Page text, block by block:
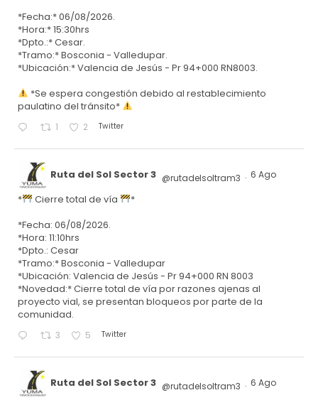
*Fecha:* 06/08/2026.
*Hora:* 15:30hrs
*Dpto.:* Cesar.
*Tramo:* Bosconia - Valledupar.
*Ubicación:* Valencia de Jesús - Pr 94+000 RN8003.
*Se espera congestión debido al restablecimiento
paulatino del tránsito*
1 2 Twitter
Ruta del Sol Sector 3 @rutadelsoltram3 · 6 Ago
* Cierre total de vía
*
*Fecha: 06/08/2026.
*Hora: 11:10hrs
*Dpto.: Cesar
*Tramo:* Bosconia - Valledupar
*Ubicación: Valencia de Jesús - Pr 94+000 RN 8003
*Novedad:* Cierre total de vía por razones ajenas al
proyecto vial, se presentan bloqueos por parte de la
comunidad.
3 5 Twitter
Ruta del Sol Sector 3 @rutadelsoltram3 · 6 Ago